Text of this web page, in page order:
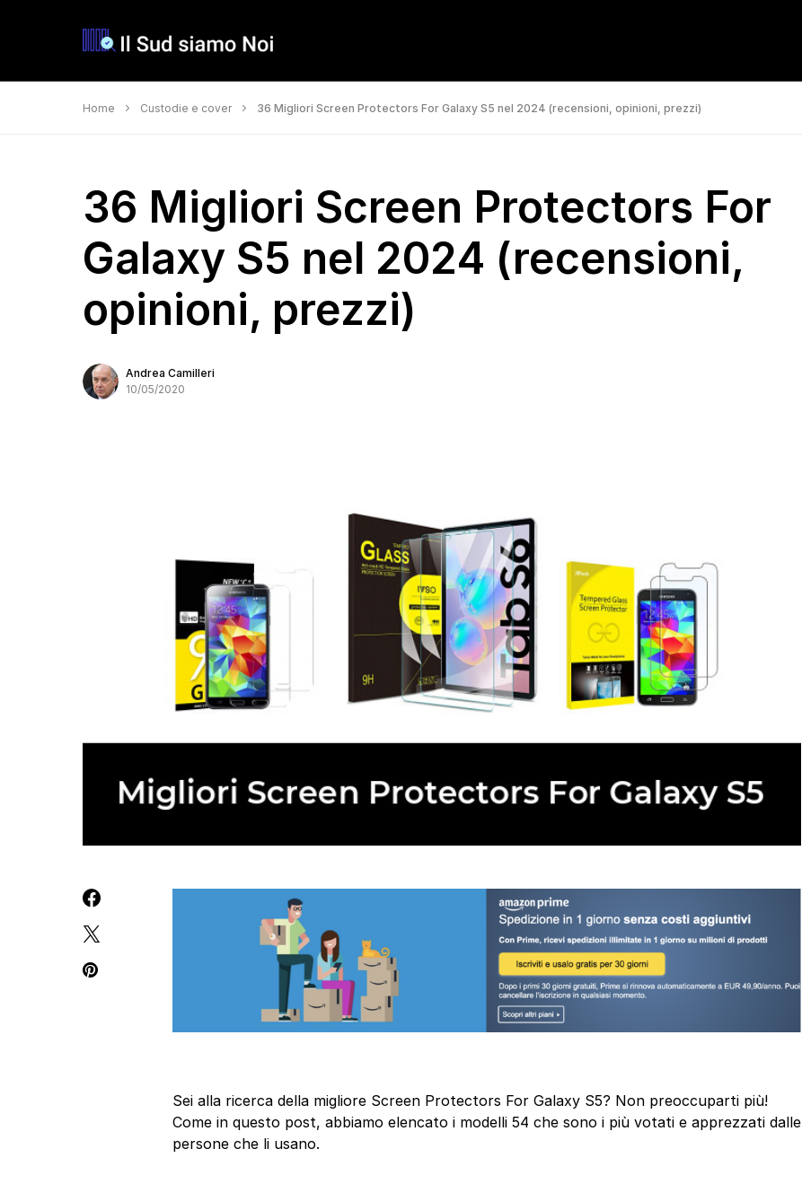
Home Custodie e cover 36 Migliori Screen Protectors For Galaxy S5 nel 2024 (recensioni, opinioni, prezzi)
36 Migliori Screen Protectors For
Galaxy S5 nel 2024 (recensioni,
opinioni, prezzi)
Andrea Camilleri
10/05/2020
Sei alla ricerca della migliore Screen Protectors For Galaxy S5? Non preoccuparti più!
Come in questo post, abbiamo elencato i modelli 54 che sono i più votati e apprezzati dalle
persone che li usano.